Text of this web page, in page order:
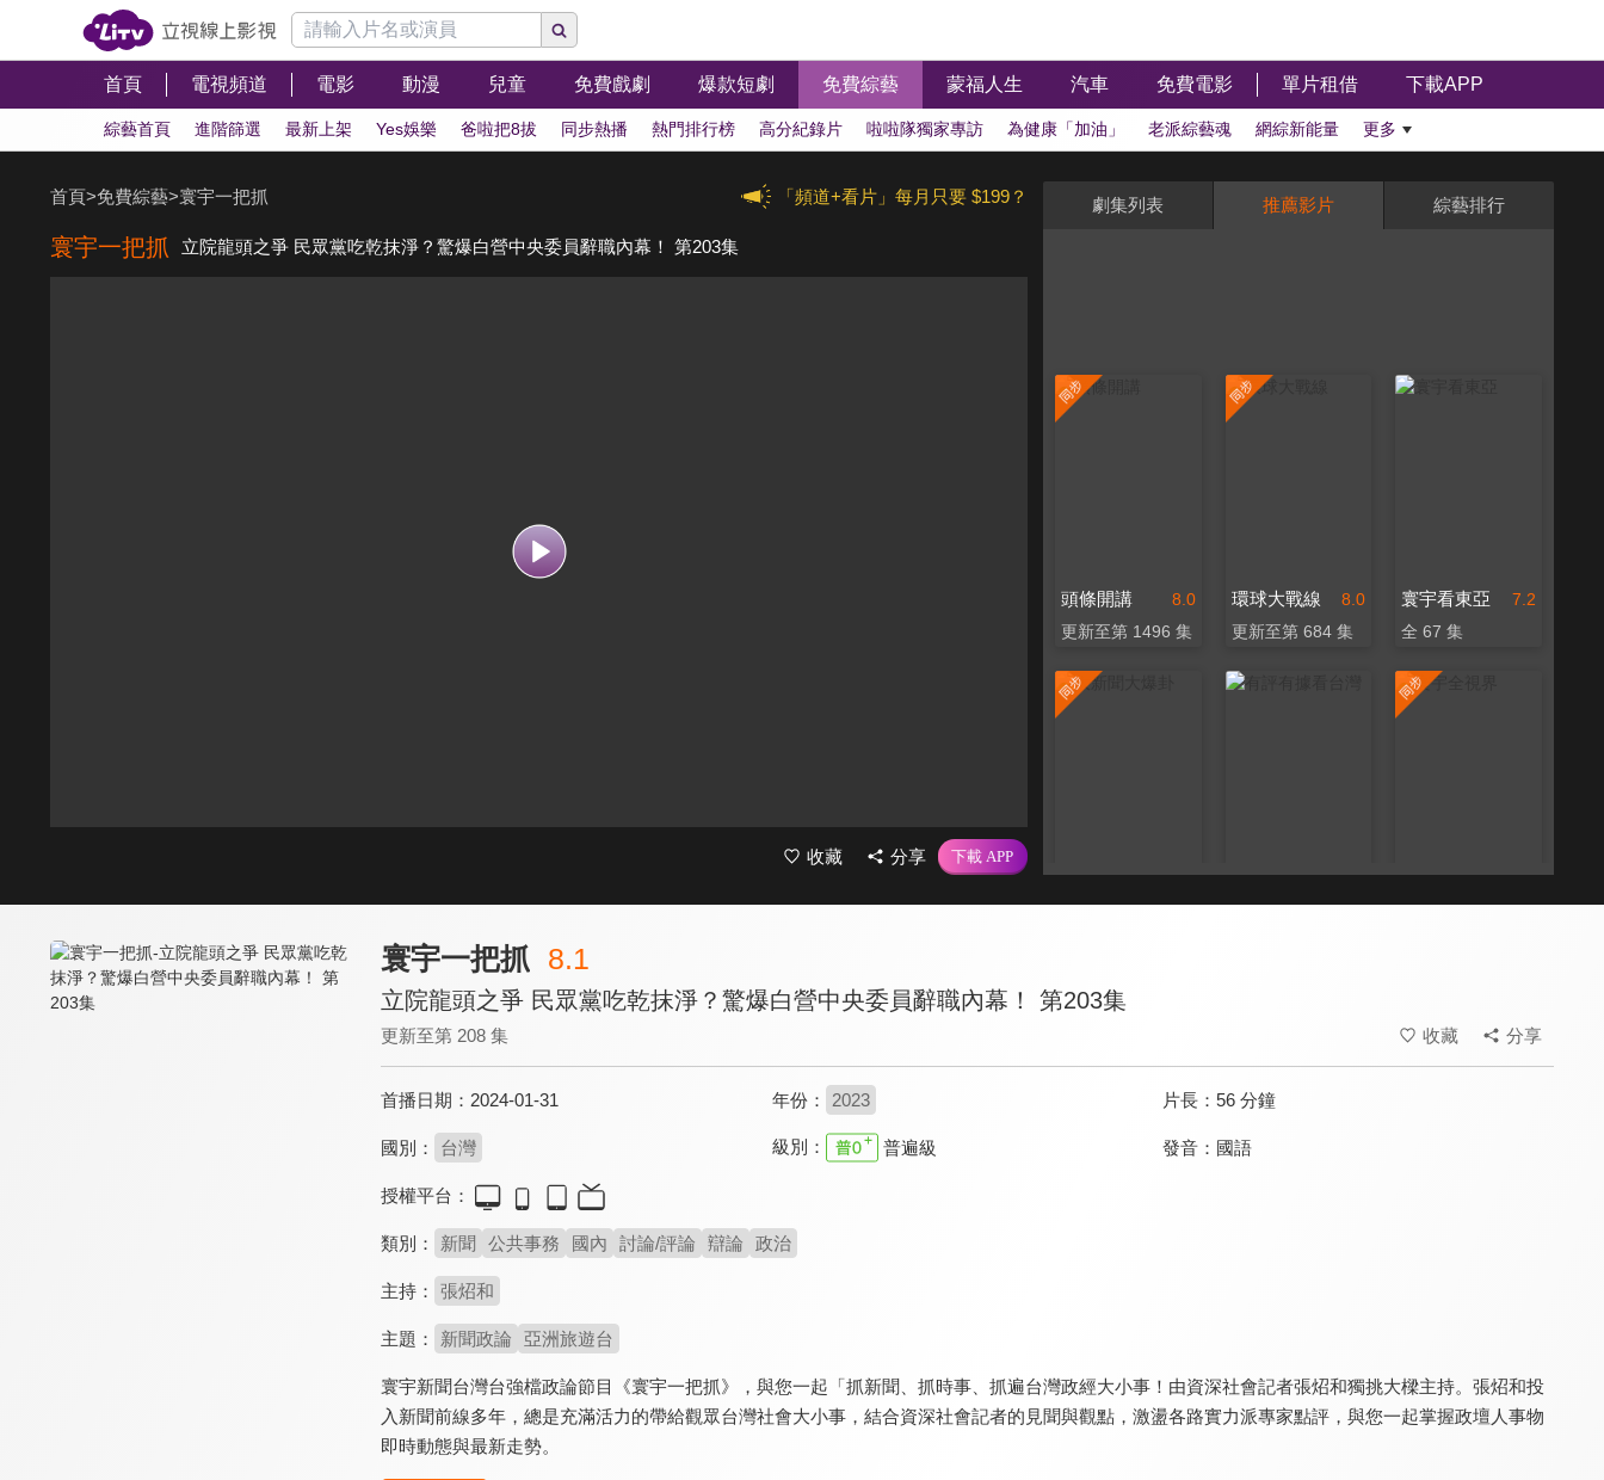
首頁 電視頻道 電影 動漫 兒童 免費戲劇 爆款短劇 免費綜藝 蒙福人生 汽車 免費電影 單片租借 下載APP
綜藝首頁 進階篩選 最新上架 Yes娛樂 爸啦把8拔 同步熱播 熱門排行榜 高分紀錄片 啦啦隊獨家專訪 為健康「加油」 老派綜藝魂 網綜新能量 更多
「頻道+看片」每月只要 $199？
首頁>免費綜藝>寰宇一把抓
寰宇一把抓 立院龍頭之爭 民眾黨吃乾抹淨？驚爆白營中央委員辭職內幕！ 第203集
收藏 分享
劇集列表 推薦影片 綜藝排行
8.0
頭條開講
更新至第 1496 集
8.0
環球大戰線
更新至第 684 集
7.2
寰宇看東亞
全 67 集
寰宇一把抓 8.1
立院龍頭之爭 民眾黨吃乾抹淨？驚爆白營中央委員辭職內幕！ 第203集
更新至第 208 集 收藏 分享
首播日期： 2024-01-31 年份： 2023 片長：56 分鐘
國別： 台灣 級別： 普遍級 發音： 國語
授權平台：
類別： 新聞 公共事務 國內 討論/評論 辯論 政治
主持： 張炤和
主題： 新聞政論 亞洲旅遊台
寰宇新聞台灣台強檔政論節目《寰宇一把抓》，與您一起「抓新聞、抓時事、抓遍台灣政經大小事！由資深社會記者張炤和獨挑大樑主持。張炤和投
入新聞前線多年，總是充滿活力的帶給觀眾台灣社會大小事，結合資深社會記者的見聞與觀點，激盪各路實力派專家點評，與您一起掌握政壇人事物
即時動態與最新走勢。